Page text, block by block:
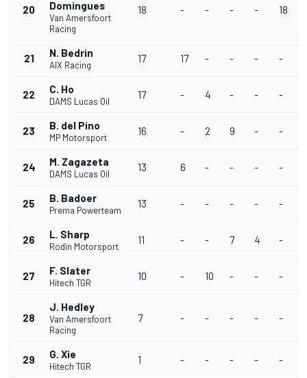
20
Domingues
Van Amersfoort
Racing
18 - - - - 18
21 N. Bedrin
AIX Racing
17 17 - - - -
22 C. Ho
DAMS Lucas Oil
17 - 4 - - -
23 B. del Pino
MP Motorsport
16 - 2 9 - -
24 M. Zagazeta
DAMS Lucas Oil
13 6 - - - -
25 B. Badoer
Prema Powerteam
13 - - - - -
26 L. Sharp
Rodin Motorsport
11 - - 7 4 -
27 F. Slater
Hitech TGR
10 - 10 - - -
28
J. Hedley
Van Amersfoort
Racing
7 - - - - -
29 G. Xie
Hitech TGR
1 - - - - -